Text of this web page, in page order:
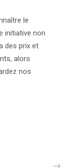
le
initiative non
des prix et
alors
nos